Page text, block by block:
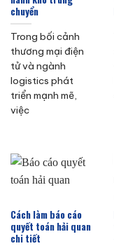
chuyển
Trong bối cảnh
thương mại điện
tử và ngành
logistics phát
triển mạnh mẽ,
việc
Cách làm báo cáo
quyết toán hải quan
chi tiết